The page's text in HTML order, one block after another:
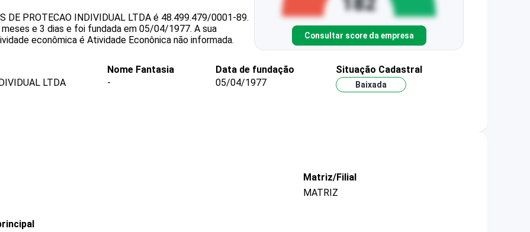
DE PROTECAO INDIVIDUAL LTDA é 48.499.479/0001-89.
meses e 3 dias e foi fundada em 05/04/1977. A sua
econômica é Atividade Econônica não informada. Consultar score da empresa
LTDA
Nome Fantasia
-
Data de fundação
05/04/1977
Situação Cadastral
Baixada
Matriz/Filial
MATRIZ